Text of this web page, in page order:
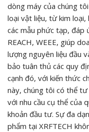
dòng máy của chúng
loại vật liệu, từ kim loại,
các mẫu phức tạp, đáp
REACH, WEEE, giúp
lượng nguyên liệu đầu
bảo tuân thủ các quy
cạnh đó, với kiến thức
này, chúng tôi có thể
với nhu cầu cụ thể của
khoản đầu tư. Sự đa
phẩm tại XRFTECH